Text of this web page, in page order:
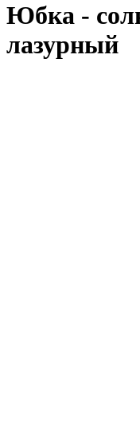
Юбка -
лазурный